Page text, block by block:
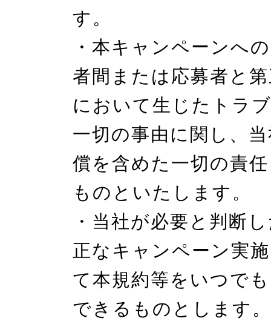
す。
・本キャンペーンへ
者間または応募者と
において生じたトラ
一切の事由に関し、
償を含めた一切の責
ものといたします。
・当社が必要と判断
正なキャンペーン実
て本規約等をいつで
できるものとします。